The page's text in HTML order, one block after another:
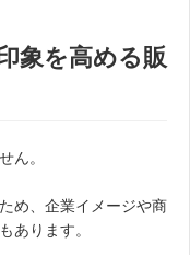
象を高める販
ん。
め、企業イメージや商
あります。